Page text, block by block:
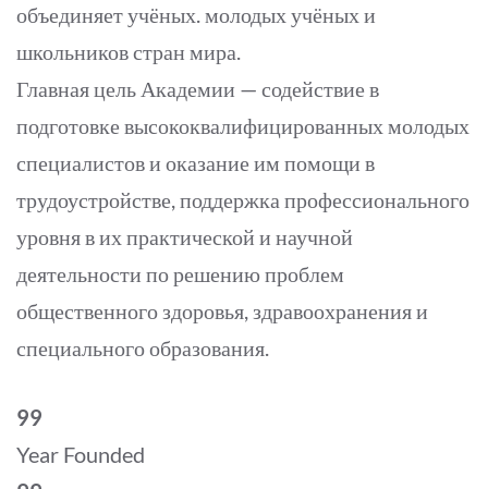
объединяет учёных. молодых учёных и
школьников стран мира.
Главная цель Академии — содействие в
подготовке высококвалифицированных молодых
специалистов и оказание им помощи в
трудоустройстве, поддержка профессионального
уровня в их практической и научной
деятельности по решению проблем
общественного здоровья, здравоохранения и
специального образования.
99
Year Founded